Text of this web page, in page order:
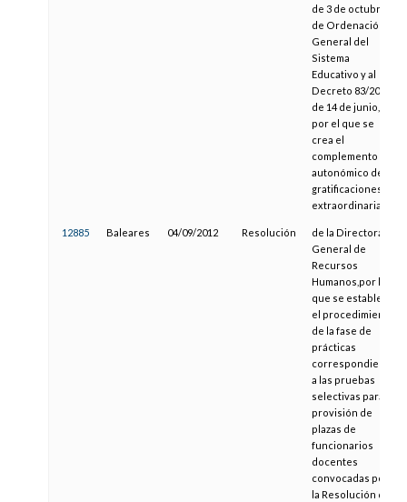
de 3 de octubre,
de Ordenación
General del
Sistema
Educativo y al
Decreto 83/2002,
de 14 de junio,
por el que se
crea el
complemento
autonómico de
gratificaciones
extraordinarias.
12885 Baleares 04/09/2012 Resolución
de la Directora
General de
Recursos
Humanos,por la
que se establece
el procedimiento
de la fase de
prácticas
correspondiente
a las pruebas
selectivas para la
provisión de
plazas de
funcionarios
docentes
convocadas por
la Resolución de